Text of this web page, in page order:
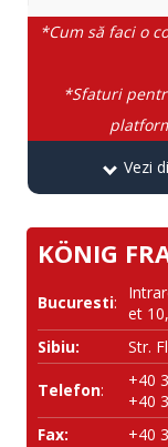
*Cum să faci o
*Sfaturi
Vezi
KÖNIG
Bucuresti:
et
Sibiu:
Str.
Telefon:
+40
+40
Fax:
+40